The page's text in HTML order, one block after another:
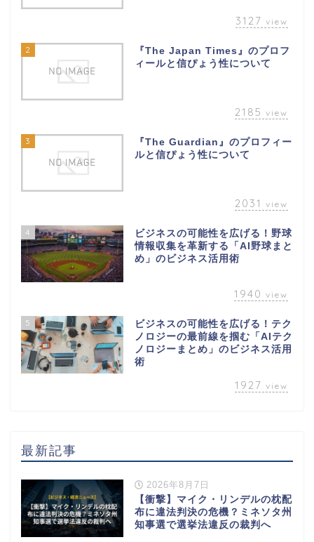
3127 view
2
『The Japan Times』のプロフ
ィールと信ぴょう性について
2185 view
3
『The Guardian』のプロフィー
ルと信ぴょう性について
2031 view
4
ビジネスの可能性を広げる！野球
情報収集を革新する「AI野球まと
め」のビジネス活用術
1940 view
5
ビジネスの可能性を広げる！テク
ノロジーの最前線を掴む「AIテク
ノロジーまとめ」のビジネス活用
術
1927 view
最新記事
2026年8月7日
【衝撃】マイク・リンデルの枕配
布に違法判決の危機？ミネソタ州
知事選で選挙法違反の裁判へ